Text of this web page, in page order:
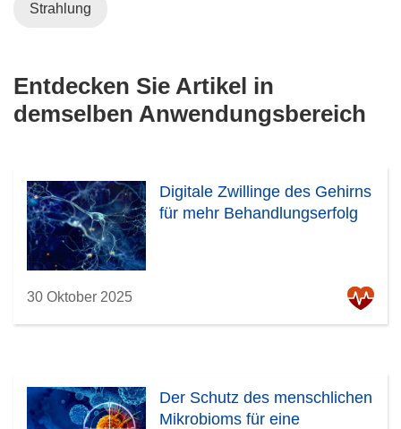
Strahlung
Entdecken Sie Artikel in
demselben Anwendungsbereich
Digitale Zwillinge des Gehirns
für mehr Behandlungserfolg
30 Oktober 2025
Der Schutz des menschlichen
Mikrobioms für eine